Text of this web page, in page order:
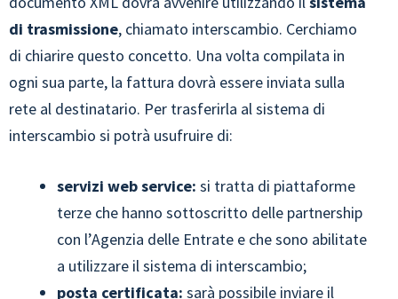
di trasmissione, chiamato interscambio. Cerchiamo
di chiarire questo concetto. Una volta compilata in
ogni sua parte, la fattura dovrà essere inviata sulla
rete al destinatario. Per trasferirla al sistema di
interscambio si potrà usufruire di:
servizi web service: si tratta di piattaforme
terze che hanno sottoscritto delle partnership
con l’Agenzia delle Entrate e che sono abilitate
a utilizzare il sistema di interscambio;
posta certificata: sarà possibile inviare il